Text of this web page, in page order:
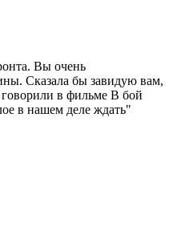
Вы очень
Сказала бы завидую вам,
говорили в фильме В бой
в нашем деле ждать"